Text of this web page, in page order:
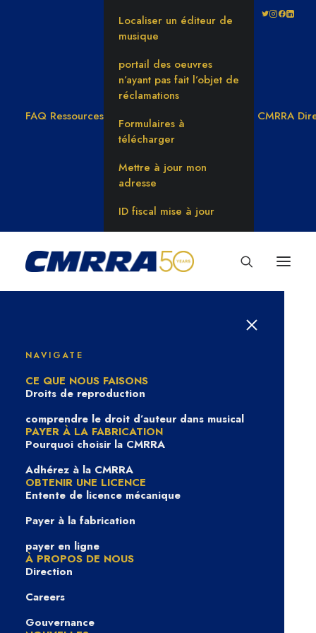
FAQ Ressources
Localiser un éditeur de
musique
portail des oeuvres
n’ayant pas fait l’objet de
réclamations
Formulaires à
télécharger
Mettre à jour mon
adresse
ID fiscal mise à jour
CMRRA
NAVIGATE
CE QUE NOUS FAISONS
Droits de reproduction
comprendre le droit d’auteur dans musical
PAYER À LA FABRICATION
Pourquoi choisir la CMRRA
Adhérez à la CMRRA
OBTENIR UNE LICENCE
Entente de licence mécanique
Payer à la fabrication
payer en ligne
À PROPOS DE NOUS
Direction
Careers
Gouvernance
Rien Trouvé
Désolé, mais rien ne correspond à vos termes de
recherche. Merci de réessayer avec d'autres mots
clés.